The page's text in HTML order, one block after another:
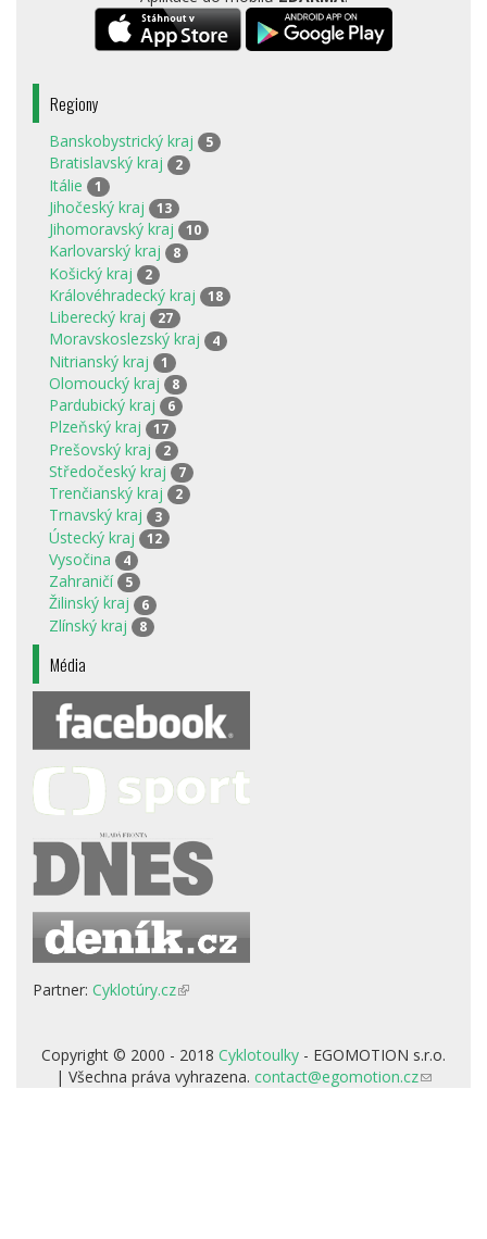
Regiony
Banskobystrický kraj 5
Bratislavský kraj 2
Itálie 1
Jihočeský kraj 13
Jihomoravský kraj 10
Karlovarský kraj 8
Košický kraj 2
Královéhradecký kraj 18
Liberecký kraj 27
Moravskoslezský kraj 4
Nitrianský kraj 1
Olomoucký kraj 8
Pardubický kraj 6
Plzeňský kraj 17
Prešovský kraj 2
Středočeský kraj 7
Trenčianský kraj 2
Trnavský kraj 3
Ústecký kraj 12
Vysočina 4
Zahraničí 5
Žilinský kraj 6
Zlínský kraj 8
Média
Partner: Cyklotúry.cz(odkaz
Copyright © 2000 - 2018 Cyklotoulky - EGOMOTION s.r.o.
| Všechna práva vyhrazena. contact@egomotion.cz(odkaz